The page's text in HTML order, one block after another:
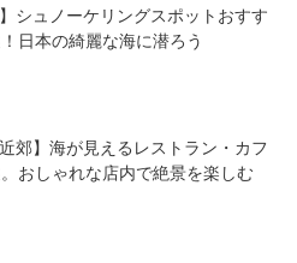
】シュノーケリングスポットおすす
日本の綺麗な海に潜ろう
近郊】海が見えるレストラン・カフ
おしゃれな店内で絶景を楽しむ